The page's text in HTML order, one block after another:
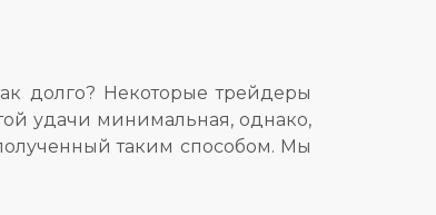
долго? Некоторые трейдеры
удачи минимальная, однако,
таким способом. Мы